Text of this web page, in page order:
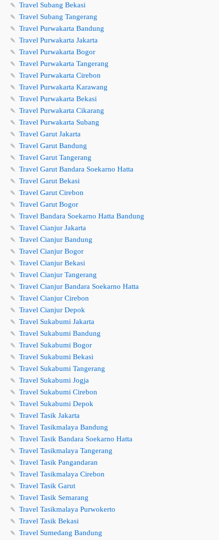
🍡 Travel Subang Bekasi
🍡 Travel Subang Tangerang
🍡 Travel Purwakarta Bandung
🍡 Travel Purwakarta Jakarta
🍡 Travel Purwakarta Bogor
🍡 Travel Purwakarta Tangerang
🍡 Travel Purwakarta Cirebon
🍡 Travel Purwakarta Karawang
🍡 Travel Purwakarta Bekasi
🍡 Travel Purwakarta Cikarang
🍡 Travel Purwakarta Subang
🍡 Travel Garut Jakarta
🍡 Travel Garut Bandung
🍡 Travel Garut Tangerang
🍡 Travel Garut Bandara Soekarno Hatta
🍡 Travel Garut Bekasi
🍡 Travel Garut Cirebon
🍡 Travel Garut Bogor
🍡 Travel Bandara Soekarno Hatta Bandung
🍡 Travel Cianjur Jakarta
🍡 Travel Cianjur Bandung
🍡 Travel Cianjur Bogor
🍡 Travel Cianjur Bekasi
🍡 Travel Cianjur Tangerang
🍡 Travel Cianjur Bandara Soekarno Hatta
🍡 Travel Cianjur Cirebon
🍡 Travel Cianjur Depok
🍡 Travel Sukabumi Jakarta
🍡 Travel Sukabumi Bandung
🍡 Travel Sukabumi Bogor
🍡 Travel Sukabumi Bekasi
🍡 Travel Sukabumi Tangerang
🍡 Travel Sukabumi Jogja
🍡 Travel Sukabumi Cirebon
🍡 Travel Sukabumi Depok
🍡 Travel Tasik Jakarta
🍡 Travel Tasikmalaya Bandung
🍡 Travel Tasik Bandara Soekarno Hatta
🍡 Travel Tasikmalaya Tangerang
🍡 Travel Tasik Pangandaran
🍡 Travel Tasikmalaya Cirebon
🍡 Travel Tasik Garut
🍡 Travel Tasik Semarang
🍡 Travel Tasikmalaya Purwokerto
🍡 Travel Tasik Bekasi
🍡 Travel Sumedang Bandung